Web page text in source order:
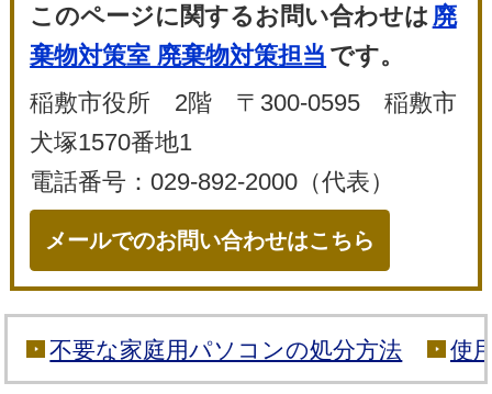
このページに関するお問い合わせは 廃
棄物対策室 廃棄物対策担当 です。
稲敷市役所 2階 〒300-0595 稲敷市
犬塚1570番地1
電話番号：029-892-2000（代表）
メールでのお問い合わせはこちら
不要な家庭用パソコンの処分方法 使